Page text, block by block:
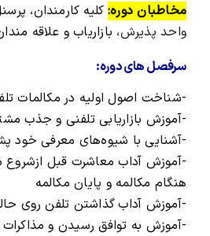
مخاطبان دوره: کلیه کارمندان،
واحد پذیرش، بازاریاب و علاقه
سرفصل های دوره:
-شناخت اصول اولیه در مکالمات
-آموزش بازاریابی تلفنی و جذب
-آشنایی با شیوه‌های معرفی خود
-آموزش آداب معاشرت قبل ازشروع
هنگام مکالمه و پایان مکالمه
-آموزش آداب گذاشتن تلفن روی
-آموزش به توافق رسیدن و مذاکرات